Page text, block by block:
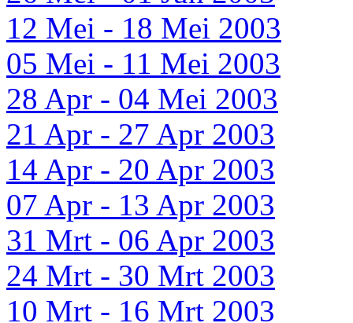
12 Mei - 18 Mei 2003
05 Mei - 11 Mei 2003
28 Apr - 04 Mei 2003
21 Apr - 27 Apr 2003
14 Apr - 20 Apr 2003
07 Apr - 13 Apr 2003
31 Mrt - 06 Apr 2003
24 Mrt - 30 Mrt 2003
10 Mrt - 16 Mrt 2003